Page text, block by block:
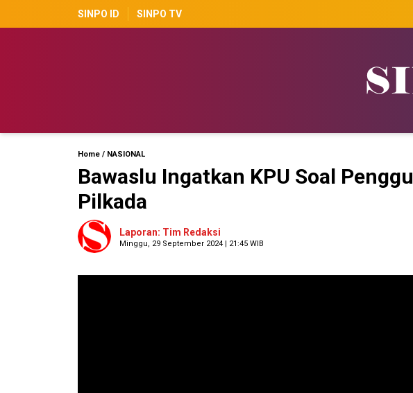
SINPO ID SINPO TV
Home / NASIONAL
Bawaslu Ingatkan KPU Soal
Pilkada
Laporan: Tim Redaksi
Minggu, 29 September 2024 | 21:45 WIB